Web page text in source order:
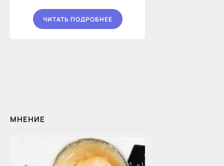
ЧИТАТЬ ПОДРОБНЕЕ
МНЕНИЕ